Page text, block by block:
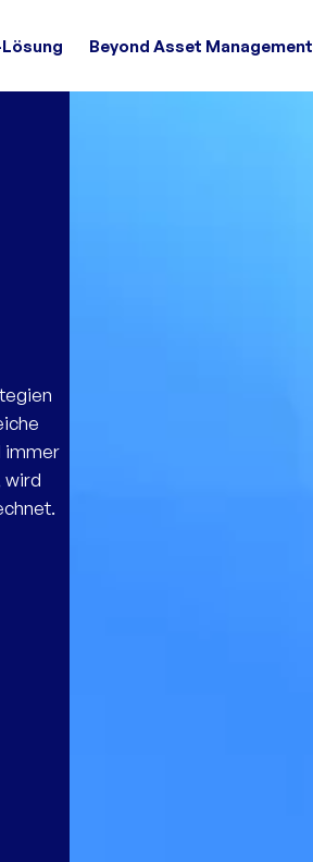
Beyond Asset Management
immer
wird